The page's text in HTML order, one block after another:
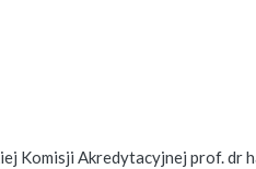
Komisji Akredytacyjnej prof. dr